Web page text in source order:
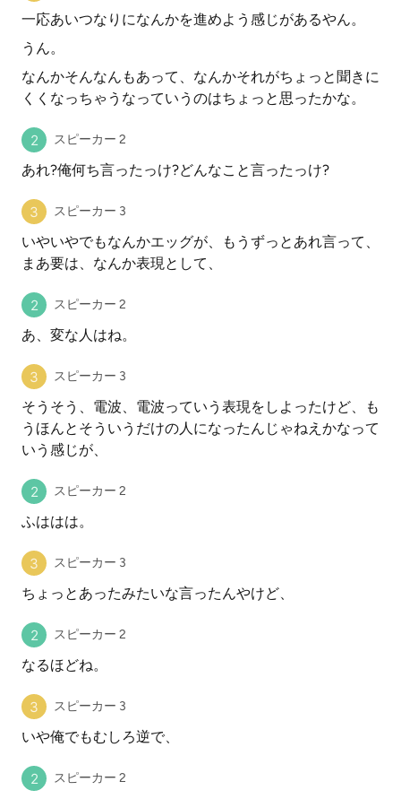
一応あいつなりになんかを進めよう感じがあるやん。
うん。
なんかそんなんもあって、なんかそれがちょっと聞きに
くくなっちゃうなっていうのはちょっと思ったかな。
スピーカー 2
あれ?俺何ち言ったっけ?どんなこと言ったっけ?
スピーカー 3
いやいやでもなんかエッグが、もうずっとあれ言って、
まあ要は、なんか表現として、
スピーカー 2
あ、変な人はね。
スピーカー 3
そうそう、電波、電波っていう表現をしよったけど、も
うほんとそういうだけの人になったんじゃねえかなって
いう感じが、
スピーカー 2
ふははは。
スピーカー 3
ちょっとあったみたいな言ったんやけど、
スピーカー 2
なるほどね。
スピーカー 3
いや俺でもむしろ逆で、
スピーカー 2